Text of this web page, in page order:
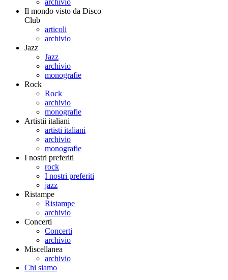
archivio
Il mondo visto da Disco
Club
articoli
archivio
Jazz
Jazz
archivio
monografie
Rock
Rock
archivio
monografie
Artistii italiani
artisti italiani
archivio
monografie
I nostri preferiti
rock
I nostri preferiti
jazz
Ristampe
Ristampe
archivio
Concerti
Concerti
archivio
Miscellanea
archivio
Chi siamo